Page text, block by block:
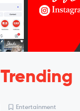
Trending
Entertainment